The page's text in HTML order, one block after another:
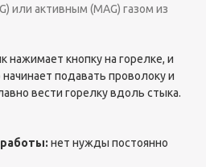
или активным (MAG) газом из
нажимает кнопку на горелке, и
подавать проволоку и
вести горелку вдоль стыка.
работы: нет нужды постоянно